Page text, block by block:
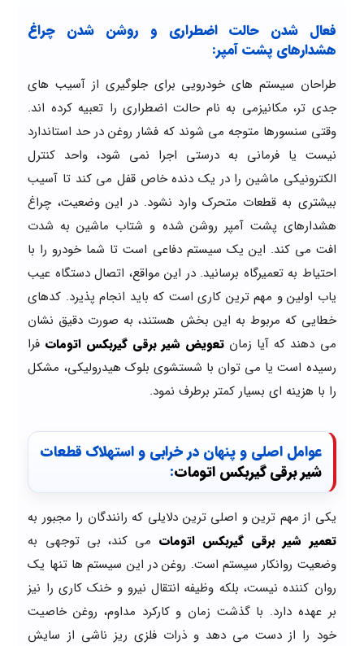
فعال شدن حالت اضطراری و روشن شدن چراغ
هشدارهای پشت آمپر:
طراحان سیستم های خودرویی برای جلوگیری از آسیب های
جدی تر، مکانیزمی به نام حالت اضطراری را تعبیه کرده اند.
وقتی سنسورها متوجه می شوند که فشار روغن در حد استاندارد
نیست یا فرمانی به درستی اجرا نمی شود، واحد کنترل
الکترونیکی ماشین را در یک دنده خاص قفل می کند تا آسیب
بیشتری به قطعات متحرک وارد نشود. در این وضعیت، چراغ
هشدارهای پشت آمپر روشن شده و شتاب ماشین به شدت
افت می کند. این یک سیستم دفاعی است تا شما خودرو را با
احتیاط به تعمیرگاه برسانید. در این مواقع، اتصال دستگاه عیب
یاب اولین و مهم ترین کاری است که باید انجام پذیرد. کدهای
خطایی که مربوط به این بخش هستند، به صورت دقیق نشان
می دهند که آیا زمان تعویض شیر برقی گیربکس اتومات فرا
رسیده است یا می توان با شستشوی بلوک هیدرولیکی، مشکل
را با هزینه ای بسیار کمتر برطرف نمود.
عوامل اصلی و پنهان در خرابی و استهلاک قطعات
شیر برقی گیربکس اتومات:
یکی از مهم ترین و اصلی ترین دلایلی که رانندگان را مجبور به
تعمیر شیر برقی گیربکس اتومات می کند، بی توجهی به
وضعیت روانکار سیستم است. روغن در این سیستم ها تنها یک
روان کننده نیست، بلکه وظیفه انتقال نیرو و خنک کاری را نیز
بر عهده دارد. با گذشت زمان و کارکرد مداوم، روغن خاصیت
خود را از دست می دهد و ذرات فلزی ریز ناشی از سایش